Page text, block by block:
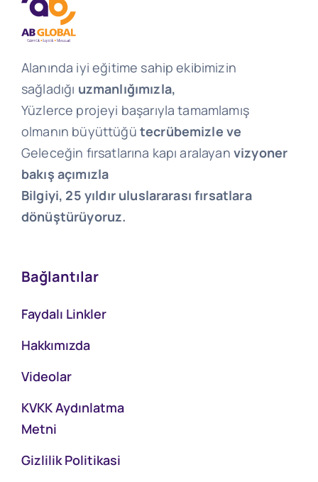
Alanında iyi eğitime sahip ekibimizin
sağladığı uzmanlığımızla,
Yüzlerce projeyi başarıyla tamamlamış
olmanın büyüttüğü tecrübemizle ve
Geleceğin fırsatlarına kapı aralayan vizyoner
bakış açımızla
Bilgiyi, 25 yıldır uluslararası fırsatlara
dönüştürüyoruz.
Bağlantılar
Faydalı Linkler
Hakkımızda
Videolar
KVKK Aydınlatma
Metni
Gizlilik Politikasi